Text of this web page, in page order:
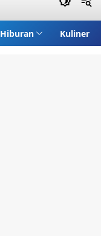
Hiburan Kuliner